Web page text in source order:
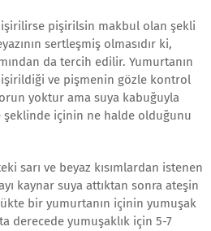
pişirilsin makbul olan şekli
sertleşmiş olmasıdır ki,
da tercih edilir. Yumurtanın
ve pişmenin gözle kontrol
yoktur ama suya kabuğuyla
şeklinde içinin ne halde olduğunu
sarı ve beyaz kısımlardan istenen
kaynar suya attıktan sonra ateşin
bir yumurtanın içinin yumuşak
derecede yumuşaklık için 5-7